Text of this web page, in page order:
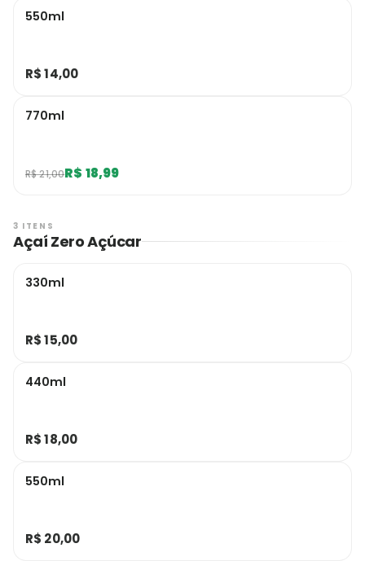
550ml
R$ 14,00
770ml
R$ 21,00R$ 18,99
3 ITENS
Açaí Zero Açúcar
330ml
R$ 15,00
440ml
R$ 18,00
550ml
R$ 20,00